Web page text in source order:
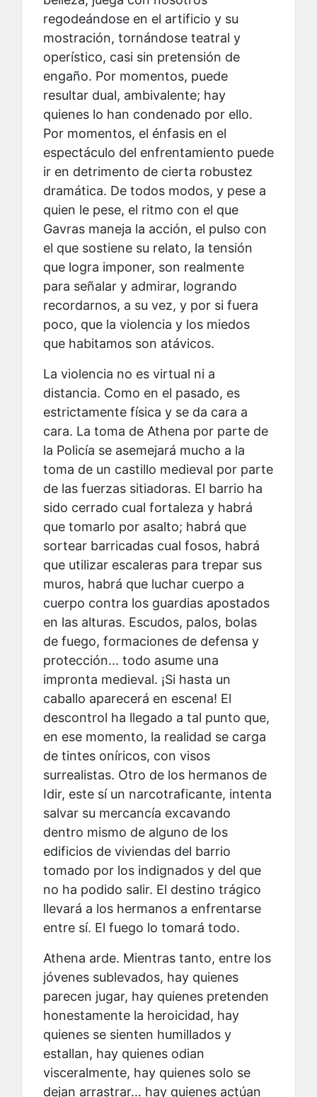
regodeándose en el artificio y su
mostración, tornándose teatral y
operístico, casi sin pretensión de
engaño. Por momentos, puede
resultar dual, ambivalente; hay
quienes lo han condenado por ello.
Por momentos, el énfasis en el
espectáculo del enfrentamiento puede
ir en detrimento de cierta robustez
dramática. De todos modos, y pese a
quien le pese, el ritmo con el que
Gavras maneja la acción, el pulso con
el que sostiene su relato, la tensión
que logra imponer, son realmente
para señalar y admirar, logrando
recordarnos, a su vez, y por si fuera
poco, que la violencia y los miedos
que habitamos son atávicos.
La violencia no es virtual ni a
distancia. Como en el pasado, es
estrictamente física y se da cara a
cara. La toma de Athena por parte de
la Policía se asemejará mucho a la
toma de un castillo medieval por parte
de las fuerzas sitiadoras. El barrio ha
sido cerrado cual fortaleza y habrá
que tomarlo por asalto; habrá que
sortear barricadas cual fosos, habrá
que utilizar escaleras para trepar sus
muros, habrá que luchar cuerpo a
cuerpo contra los guardias apostados
en las alturas. Escudos, palos, bolas
de fuego, formaciones de defensa y
protección... todo asume una
impronta medieval. ¡Si hasta un
caballo aparecerá en escena! El
descontrol ha llegado a tal punto que,
en ese momento, la realidad se carga
de tintes oníricos, con visos
surrealistas. Otro de los hermanos de
Idir, este sí un narcotraficante, intenta
salvar su mercancía excavando
dentro mismo de alguno de los
edificios de viviendas del barrio
tomado por los indignados y del que
no ha podido salir. El destino trágico
llevará a los hermanos a enfrentarse
entre sí. El fuego lo tomará todo.
Athena arde. Mientras tanto, entre los
jóvenes sublevados, hay quienes
parecen jugar, hay quienes pretenden
honestamente la heroicidad, hay
quienes se sienten humillados y
estallan, hay quienes odian
visceralmente, hay quienes solo se
dejan arrastrar… hay quienes actúan